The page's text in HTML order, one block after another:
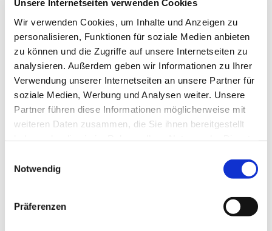
Unsere Internetseiten verwenden Cookies
Wir verwenden Cookies, um Inhalte und Anzeigen zu
personalisieren, Funktionen für soziale Medien anbieten
zu können und die Zugriffe auf unsere Internetseiten zu
analysieren. Außerdem geben wir Informationen zu Ihrer
Verwendung unserer Internetseiten an unsere Partner für
soziale Medien, Werbung und Analysen weiter. Unsere
Partner führen diese Informationen möglicherweise mit
weiteren Daten zusammen, die Sie ihnen bereitgestellt
Notwendig
Präferenzen
Sicherheitsstandards, performanten
Prozesslaufzeiten und umfangreichen innovativen
Diensten und Ressourcen“, sagt Nico Vondegracht,
Prokurist der SOPTIM AG. „So können wir uns
stärker auf die Bereitstellung fachlicher Lösungen
konzentrieren.“
Mit dem neuen Konzept lassen sich Anforderungen
Updates sorgen dafür, dass Kunden ihr
marktkonform erfüllen können. Die kompakten